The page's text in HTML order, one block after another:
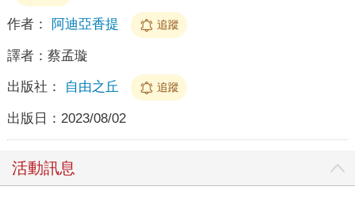
作者： 阿迪亞香提 追蹤
譯者： 蔡孟璇
出版社： 自由之丘 追蹤
出版日： 2023/08/02
活動訊息